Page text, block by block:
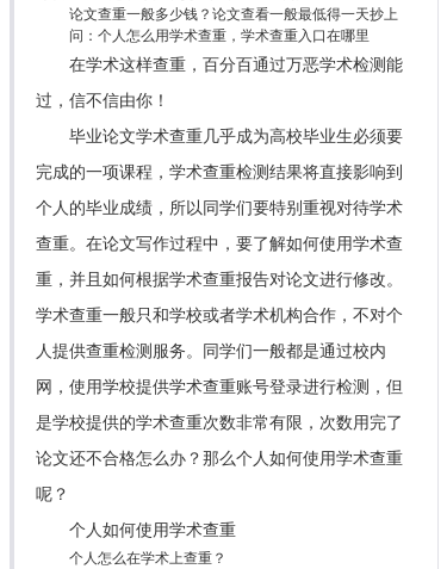
论文查重一般多少钱？论文查看一般最低得一天抄上
问：个人怎么用学术查重，学术查重入口在哪里
在学术这样查重，百分百通过万恶学术检测能
过，信不信由你！
毕业论文学术查重几乎成为高校毕业生必须要
完成的一项课程，学术查重检测结果将直接影响到
个人的毕业成绩，所以同学们要特别重视对待学术
查重。在论文写作过程中，要了解如何使用学术查
重，并且如何根据学术查重报告对论文进行修改。
学术查重一般只和学校或者学术机构合作，不对个
人提供查重检测服务。同学们一般都是通过校内
网，使用学校提供学术查重账号登录进行检测，但
是学校提供的学术查重次数非常有限，次数用完了
论文还不合格怎么办？那么个人如何使用学术查重
呢？
个人如何使用学术查重
个人怎么在学术上查重？